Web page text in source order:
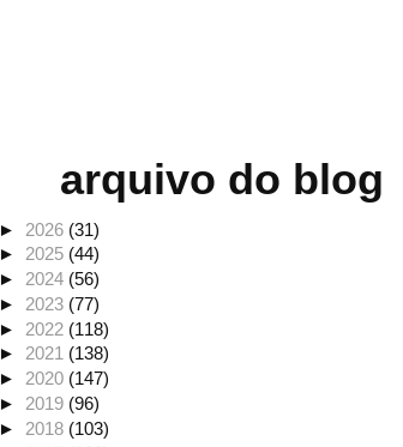
arquivo do blog
► 2026 (31)
► 2025 (44)
► 2024 (56)
► 2023 (77)
► 2022 (118)
►2021 (138)
► 2020 (147)
► 2019 (96)
► 2018 (103)